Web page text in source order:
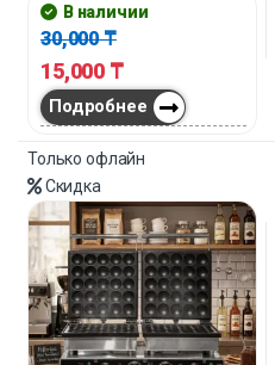
В наличии
30,000₸
15,000 ₸
Подробнее
Только офлайн
Скидка